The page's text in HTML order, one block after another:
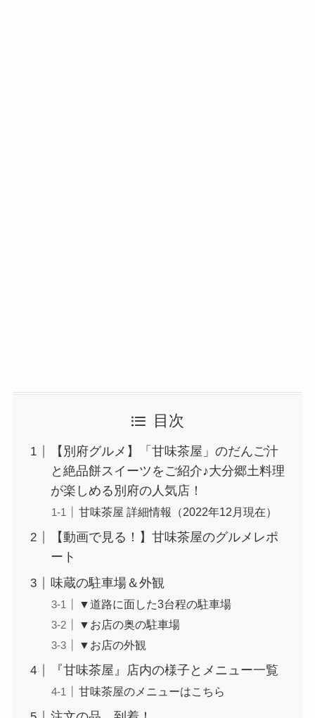
目次
【別府グルメ】「甘味茶屋」のだんご汁
と絶品餅スイーツをご紹介♪大分郷土料理
が楽しめる別府の人気店！
甘味茶屋 詳細情報（2022年12月現在）
【動画で見る！】甘味茶屋のグルメレポ
ート
味蔵の駐車場＆外観
▼道路に面した3台程の駐車場
▼お店の奥の駐車場
▼お店の外観
『甘味茶屋』店内の様子とメニュー一覧
甘味茶屋のメニューはこちら